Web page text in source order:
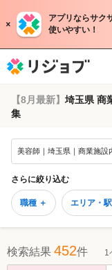
アプリならサク
使いやすい！
【8月最新】 埼玉県 商
集
美容師｜埼玉県｜商業施設
さらに絞り込む
職種 ＋ エリア・
検索結果 452件 1